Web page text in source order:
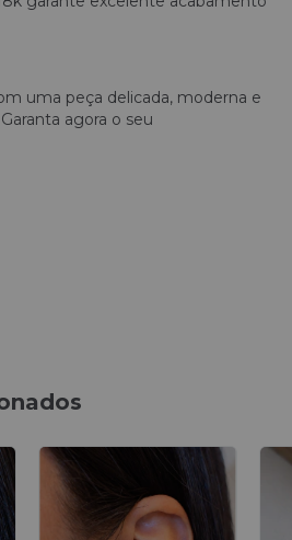
uma peça delicada, moderna e
agora o seu